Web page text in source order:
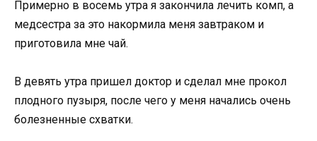
Примерно в восемь утра я закончила лечить комп, а
медсестра за это накормила меня завтраком и
приготовила мне чай.
В девять утра пришел доктор и сделал мне прокол
плодного пузыря, после чего у меня начались очень
болезненные схватки.